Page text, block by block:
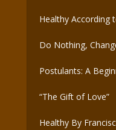
Healthy According
Do Nothing,
Postulants: A
“The Gift of Love”
Healthy By